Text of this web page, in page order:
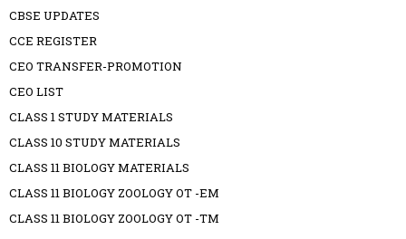
CBSE UPDATES
CCE REGISTER
CEO TRANSFER-PROMOTION
CEO LIST
CLASS 1 STUDY MATERIALS
CLASS 10 STUDY MATERIALS
CLASS 11 BIOLOGY MATERIALS
CLASS 11 BIOLOGY ZOOLOGY OT -EM
CLASS 11 BIOLOGY ZOOLOGY OT -TM